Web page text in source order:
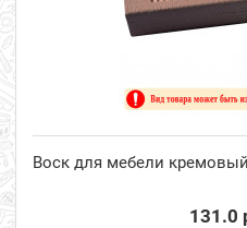
Воск для мебели
131.0